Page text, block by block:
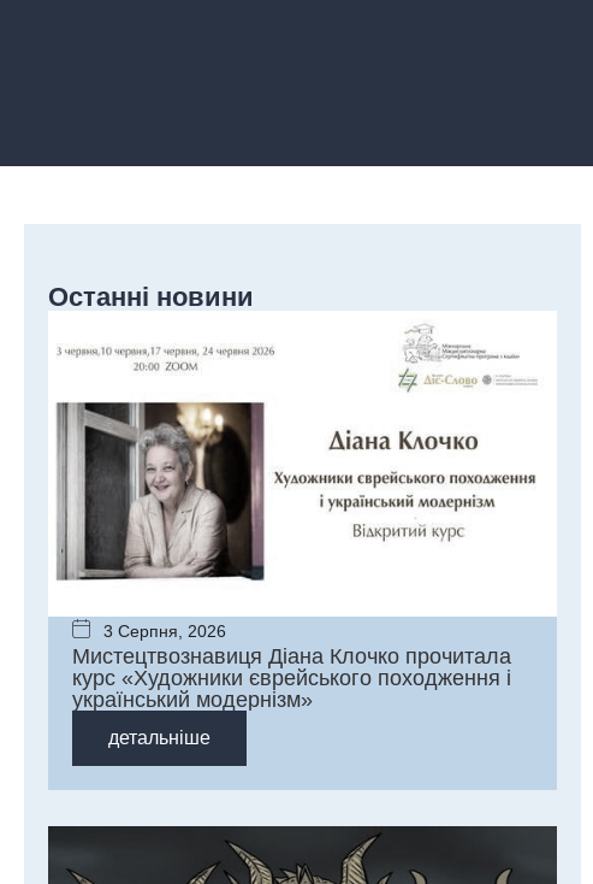
Останні новини
3 Серпня, 2026
Мистецтвознавиця Діана Клочко прочитала
курс «Художники єврейського походження і
український модернізм»
детальніше